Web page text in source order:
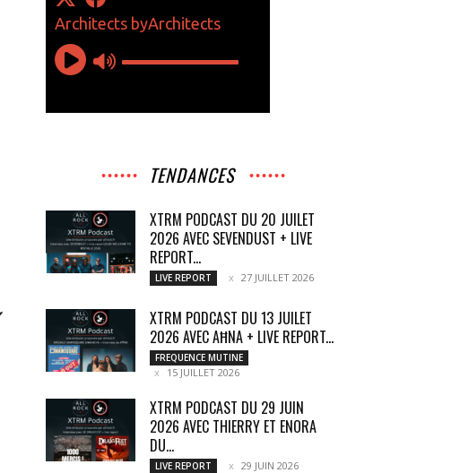
TENDANCES
XTRM PODCAST DU 20 JUILET
2026 AVEC SEVENDUST + LIVE
REPORT...
LIVE REPORT 27 JUILLET 2026
XTRM PODCAST DU 13 JUILET
2026 AVEC AĦNA + LIVE REPORT...
FREQUENCE MUTINE
15 JUILLET 2026
XTRM PODCAST DU 29 JUIN
2026 AVEC THIERRY ET ENORA
DU...
LIVE REPORT 29 JUIN 2026